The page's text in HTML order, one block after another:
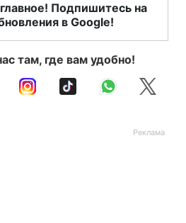
Подпишитесь на
в Google!
там, где вам удобно!